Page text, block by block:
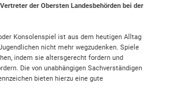
der Obersten Landesbehörden bei der
Konsolenspiel ist aus dem heutigen Alltag
nicht mehr wegzudenken. Spiele
indem sie altersgerecht fordern und
Die von unabhängigen Sachverständigen
bieten hierzu eine gute